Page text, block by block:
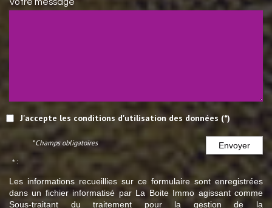
J'accepte les conditions d'utilisation des données (*)
Envoyer
* Champs obligatoires
* :
Les informations recueillies sur ce formulaire sont enregistrées
dans un fichier informatisé par La Boite Immo agissant comme
Sous-traitant du traitement pour la gestion de la